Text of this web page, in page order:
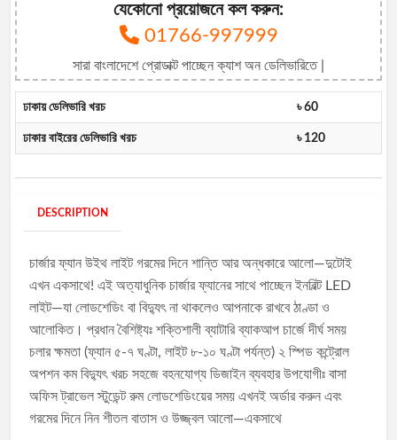
যেকোনো প্রয়োজনে কল করুন:
01766-997999
সারা বাংলাদেশে প্রোডাক্ট পাচ্ছেন ক্যাশ অন ডেলিভারিতে |
ঢাকায় ডেলিভারি খরচ ৳ 60
ঢাকার বাইরের ডেলিভারি খরচ ৳ 120
DESCRIPTION
চার্জার ফ্যান উইথ লাইট গরমের দিনে শান্তি আর অন্ধকারে আলো—দুটোই
এখন একসাথে! এই অত্যাধুনিক চার্জার ফ্যানের সাথে পাচ্ছেন ইনবিল্ট LED
লাইট—যা লোডশেডিং বা বিদ্যুৎ না থাকলেও আপনাকে রাখবে ঠাণ্ডা ও
আলোকিত। প্রধান বৈশিষ্ট্যঃ শক্তিশালী ব্যাটারি ব্যাকআপ চার্জে দীর্ঘ সময়
চলার ক্ষমতা (ফ্যান ৫-৭ ঘণ্টা, লাইট ৮-১০ ঘণ্টা পর্যন্ত) ২ স্পিড কন্ট্রোল
অপশন কম বিদ্যুৎ খরচ সহজে বহনযোগ্য ডিজাইন ব্যবহার উপযোগীঃ বাসা
অফিস ট্রাভেল স্টুডেন্ট রুম লোডশেডিংয়ের সময় এখনই অর্ডার করুন এবং
গরমের দিনে নিন শীতল বাতাস ও উজ্জ্বল আলো—একসাথে